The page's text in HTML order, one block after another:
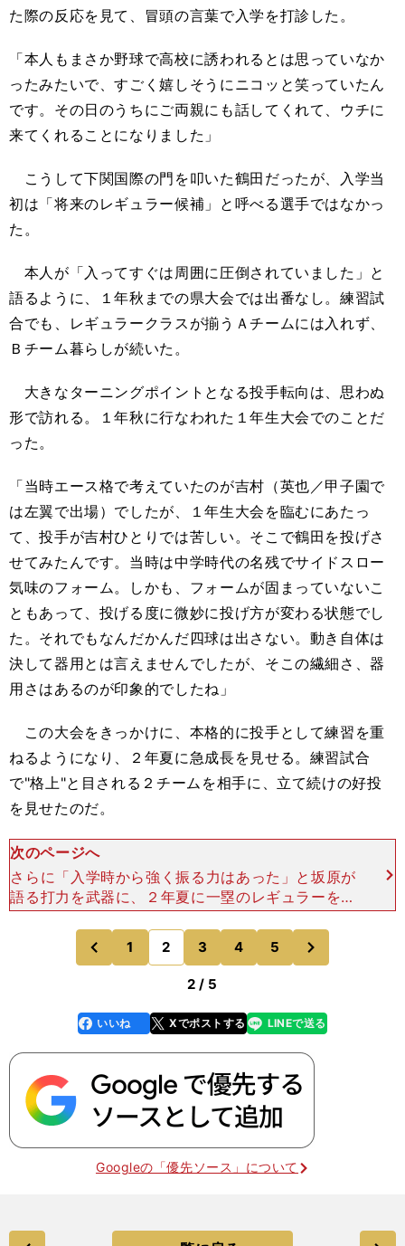
た際の反応を見て、冒頭の言葉で入学を打診した。
「本人もまさか野球で高校に誘われるとは思っていなか
ったみたいで、すごく嬉しそうにニコッと笑っていたん
です。その日のうちにご両親にも話してくれて、ウチに
来てくれることになりました」
こうして下関国際の門を叩いた鶴田だったが、入学当
初は「将来のレギュラー候補」と呼べる選手ではなかっ
た。
本人が「入ってすぐは周囲に圧倒されていました」と
語るように、１年秋までの県大会では出番なし。練習試
合でも、レギュラークラスが揃うＡチームには入れず、
Ｂチーム暮らしが続いた。
大きなターニングポイントとなる投手転向は、思わぬ
形で訪れる。１年秋に行なわれた１年生大会でのことだ
った。
「当時エース格で考えていたのが吉村（英也／甲子園で
は左翼で出場）でしたが、１年生大会を臨むにあたっ
て、投手が吉村ひとりでは苦しい。そこで鶴田を投げさ
せてみたんです。当時は中学時代の名残でサイドスロー
気味のフォーム。しかも、フォームが固まっていないこ
ともあって、投げる度に微妙に投げ方が変わる状態でし
た。それでもなんだかんだ四球は出さない。動き自体は
決して器用とは言えませんでしたが、そこの繊細さ、器
用さはあるのが印象的でしたね」
この大会をきっかけに、本格的に投手として練習を重
ねるようになり、２年夏に急成長を見せる。練習試合
で"格上"と目される２チームを相手に、立て続けの好投
を見せたのだ。
次のページへ
さらに「入学時から強く振る力はあった」と坂原が
語る打力を武器に、２年夏に一塁のレギュラーを奪
取。これに関して坂原は「以前の自分だったら使っ
ていなかったと思う」とも振り返る。「元来、ウチ
は守備と走塁の
前
のページへ
1 2 3 4 5
のページへ
2 / 5
faceboo
k
いいね Xでポストする
line LINEで送る
Googleの「優先ソース」について